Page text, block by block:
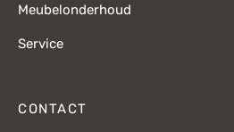
Meubelonderhoud
Service
CONTACT